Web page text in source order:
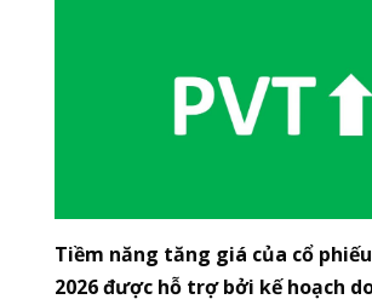
Tiềm năng tăng giá của cổ
2026 được hỗ trợ bởi kế hoạch